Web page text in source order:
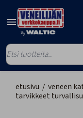
etusivu / veneen
tarvikkeet